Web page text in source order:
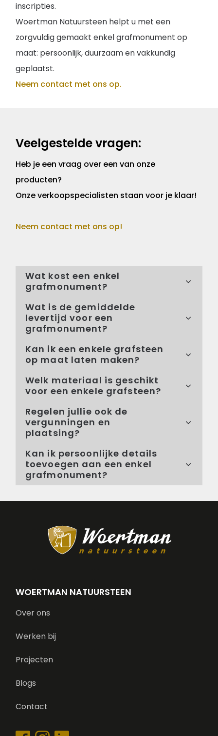
inscripties.
Woertman Natuursteen helpt u met een
zorgvuldig gemaakt enkel grafmonument op
maat: persoonlijk, duurzaam en vakkundig
geplaatst.
Neem contact met ons op.
Veelgestelde vragen:
Heb je een vraag over een van onze
producten?
Onze verkoopspecialisten staan voor je klaar!
Neem contact met ons op!
Wat kost een enkel
grafmonument?
Wat is de gemiddelde
levertijd voor een
grafmonument?
Kan ik een enkele grafsteen
op maat laten maken?
Welk materiaal is geschikt
voor een enkele grafsteen?
Regelen jullie ook de
vergunningen en
plaatsing?
Kan ik persoonlijke details
toevoegen aan een enkel
grafmonument?
WOERTMAN NATUURSTEEN
Over ons
Werken bij
Projecten
Blogs
Contact